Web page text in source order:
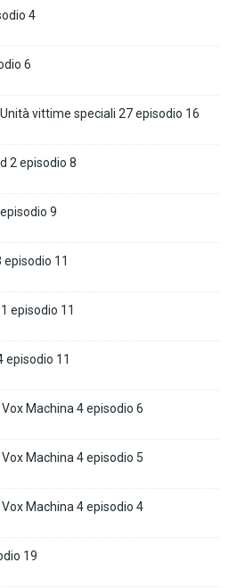
4
6
vittime speciali 27 episodio 16
2 episodio 8
9
episodio 11
episodio 11
episodio 11
Machina 4 episodio 6
Machina 4 episodio 5
Machina 4 episodio 4
19